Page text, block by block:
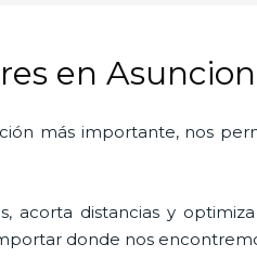
en Asuncion
más importante, nos
acorta distancias y
donde nos